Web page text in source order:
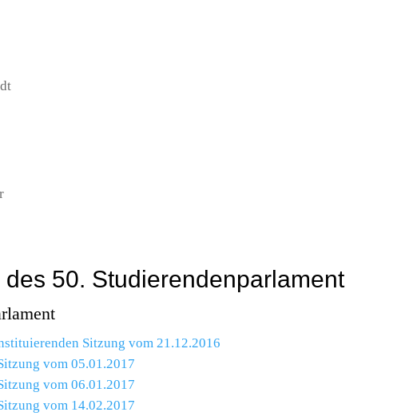
des 50. Studierendenparlament
Sitzung vom 21.12.2016
vom 05.01.2017
vom 06.01.2017
vom 14.02.2017